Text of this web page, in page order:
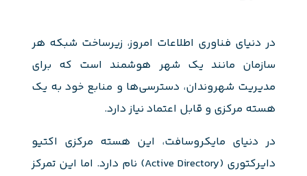
در دنیای فناوری اطلاعات امروز، زیرساخت شبکه هر
سازمان مانند یک شهر هوشمند است که برای
مدیریت شهروندان، دسترسی‌ها و منابع خود به یک
هسته مرکزی و قابل اعتماد نیاز دارد.
در دنیای مایکروسافت، این هسته مرکزی اکتیو
دایرکتوری (Active Directory) نام دارد. اما این تمرکز